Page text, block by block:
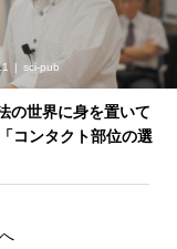
sci-pub
の世界に身を置いて
コンタクト部位の選